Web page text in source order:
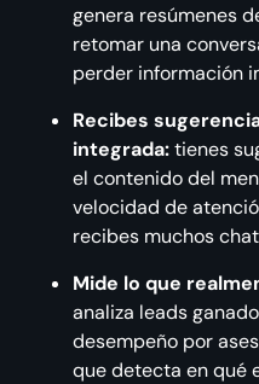
genera resúmenes
retomar una
perder información
Recibes
integrada:tienes
el contenido del
velocidad de
recibes muchos
Mide lo que
analiza leads
desempeño por
que detecta en qué